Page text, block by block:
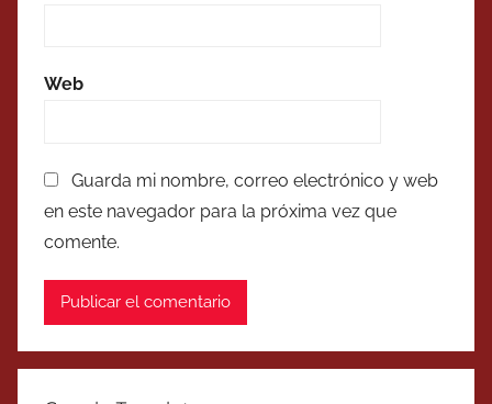
Web
Guarda mi nombre, correo electrónico y web
en este navegador para la próxima vez que
comente.